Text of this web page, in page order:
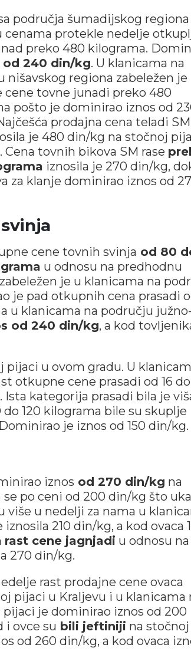
područja šumadijskog regiona
cenama protekle nedelje
preko 480 kilograma.
od 240 din/kg. U klanicama na
nišavskog regiona zabeležen je
cene tovne junadi preko 480
pošto je dominirao iznos od
prodajna cena teladi SM
je 480 din/kg na stočnoj
Cena tovnih bikova SM rase
iznosila je 270 din/kg,
za klanje dominirao iznos od
cene tovnih svinja od 80
u odnosu na predhodnu
je u klanicama na
je pad otkupnih cena prasadi
u klanicama na području južno-
od 240 din/kg, a kod
u ovom gradu. U
otkupne cene prasadi od 16
kategorija prasadi bila je
do 120 kilograma bile su skuplje
je iznos od 150 din/kg.
iznos od 270 din/kg na
po ceni od 200 din/kg što
više u nedelji za nama u
210 din/kg, a kod ovaca
rast cene jagnjadi u odnosu na
270 din/kg.
rast prodajne cene ovaca
pijaci u Kraljevu i u klanicama
je dominirao iznos od 200
i ovce su bili jeftiniji na stočnoj
od 260 din/kg, a kod ovaca